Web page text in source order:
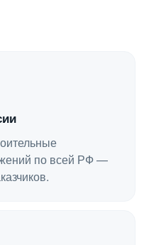
по всей РФ —